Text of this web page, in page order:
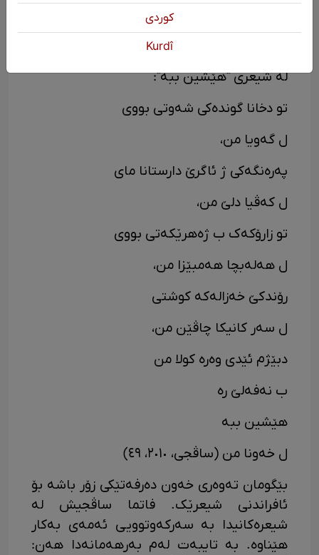
ب هەر دو بسکێن خەونا من ڤە؟...
لە شیعری "هێشین ببە":
تو دخانا گوندەکی شەوتی بووی
ل گەویا من،
پەرەنگەکی ژ ئاگرێ دارستانا مای
ل کەڤیا دلێ من،
تو زارۆکەک ب ژەهرێکەتی بووی
ل هەلەبچا هەمبێزا من،
رۆندکێ خەزالەکە کوشتی
ل سەر کانیکا چاڤێن من،
دبێژم ئێدی وەرە کولا من
ب نەفەلێ رە
هێشین ببە
ل خەونا من (ساڤجی، ٢٠١٠، ٤٩)
بێگومان تەوەری خەون دەرفەتێکی زۆر باشە بۆ
ئافراندنی شیعرێک. فاتما ساڤجیش لە
شیعرەکانیدا بە سەرکەوتوویی ئەمەی بەکار
هێناوە. بە تایبەت لەم بەرهەمانەدا هەن:
كوردی
Kurdî